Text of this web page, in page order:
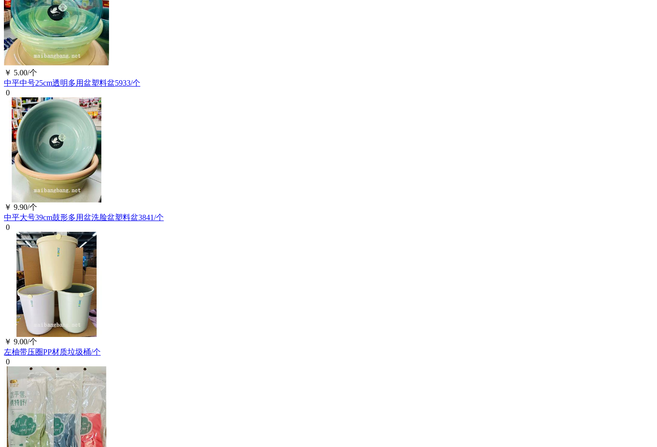
￥ 5.00/个
中平中号25cm透明多用盆塑料盆5933/个
0
￥ 9.90/个
中平大号39cm鼓形多用盆洗脸盆塑料盆3841/个
0
￥ 9.00/个
左柚带压圈PP材质垃圾桶/个
0